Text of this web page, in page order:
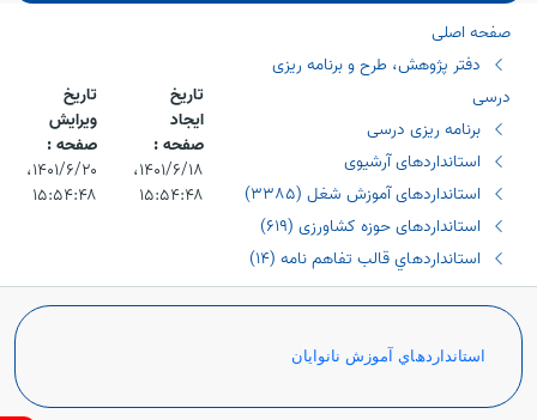
صفحه اصلی
دفتر پژوهش، طرح و برنامه ریزی
درسی
برنامه ریزی درسی
استانداردهای آرشیوی
استانداردهای آموزش شغل (٣٣٨٥)
استانداردهای حوزه کشاورزی (٦١٩)
اﺳﺘﺎﻧﺪاردھﺎي قالب تفاهم نامه (١٤)
تاریخ
ایجاد
صفحه :
۱۴۰۱/۶/۱۸،‏
۱۵:۵۴:۴۸
تاریخ
ویرایش
صفحه :
۱۴۰۱/۶/۲۰،‏
۱۵:۵۴:۴۸
اﺳﺘﺎﻧﺪاردھﺎي آﻣﻮزش ﻧﺎﻧﻮاﻳﺎن